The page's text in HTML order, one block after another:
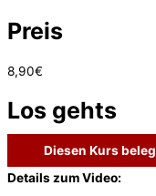
Preis
8,90€
Los gehts
Diesen Kurs
Details zum Video: